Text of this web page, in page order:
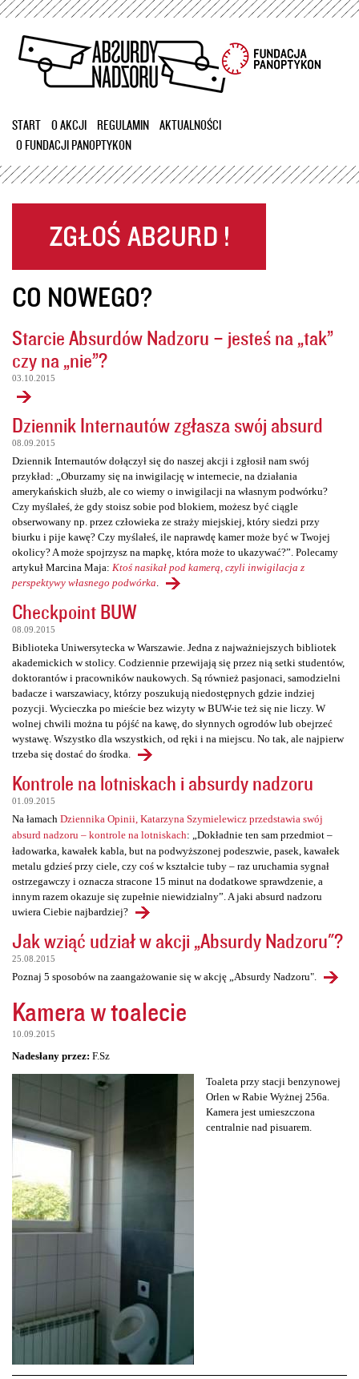
Przejdź
treści
START O AKCJI REGULAMIN
AKTUALNOŚCI
O FUNDACJI PANOPTYKON
CO NOWEGO?
Starcie Absurdów Nadzoru – jesteś na „tak”
czy na „nie”?
03.10.2015
Dziennik Internautów zgłasza swój absurd
08.09.2015
Dziennik Internautów dołączył się do naszej akcji i zgłosił nam swój
przykład: „Oburzamy się na inwigilację w internecie, na działania
amerykańskich służb, ale co wiemy o inwigilacji na własnym podwórku?
Czy myślałeś, że gdy stoisz sobie pod blokiem, możesz być ciągle
obserwowany np. przez człowieka ze straży miejskiej, który siedzi przy
biurku i pije kawę? Czy myślałeś, ile naprawdę kamer może być w Twojej
okolicy? A może spojrzysz na mapkę, która może to ukazywać?”. Polecamy
artykuł Marcina Maja: Ktoś nasikał pod kamerą, czyli inwigilacja z
perspektywy własnego podwórka
Checkpoint BUW
08.09.2015
Biblioteka Uniwersytecka w Warszawie. Jedna z najważniejszych bibliotek
akademickich w stolicy. Codziennie przewijają się przez nią setki studentów,
doktorantów i pracowników naukowych. Są również pasjonaci, samodzielni
badacze i warszawiacy, którzy poszukują niedostępnych gdzie indziej
pozycji. Wycieczka po mieście bez wizyty w BUW-ie też się nie liczy. W
wolnej chwili można tu pójść na kawę, do słynnych ogrodów lub obejrzeć
wystawę. Wszystko dla wszystkich, od ręki i na miejscu. No tak, ale najpierw
trzeba się dostać do środka.
Kontrole na lotniskach i absurdy nadzoru
01.09.2015
Na łamach Dziennika Opinii, Katarzyna Szymielewicz przedstawia swój
absurd nadzoru – kontrole na lotniskach: „Dokładnie ten sam przedmiot –
ładowarka, kawałek kabla, but na podwyższonej podeszwie, pasek, kawałek
metalu gdzieś przy ciele, czy coś w kształcie tuby – raz uruchamia sygnał
ostrzegawczy i oznacza stracone 15 minut na dodatkowe sprawdzenie, a
innym razem okazuje się zupełnie niewidzialny”. A jaki absurd nadzoru
uwiera Ciebie najbardziej?
Jak wziąć udział w akcji „Absurdy Nadzoru"?
25.08.2015
Poznaj 5 sposobów na zaangażowanie się w akcję „Absurdy Nadzoru".
Kamera w toalecie
10.09.2015
Nadesłany przez: F.Sz
Toaleta przy stacji benzynowej
Orlen w Rabie Wyżnej 256a.
Kamera jest umieszczona
centralnie nad pisuarem.